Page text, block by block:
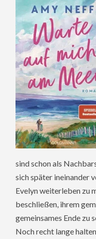
sind schon als
sich später ineinander
Evelyn weiterleben zu
beschließen, ihrem
gemeinsames Ende zu
Noch recht lange